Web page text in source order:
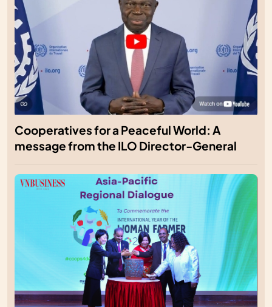
Cooperatives for a Peaceful World: A
message from the ILO Director-General